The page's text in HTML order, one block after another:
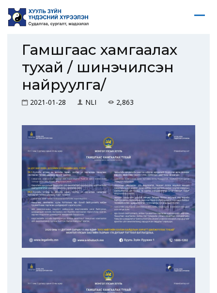
Гамшгаас хамгаалах
тухай / шинэчилсэн
найруулга/
2021-01-28 NLI 2,863